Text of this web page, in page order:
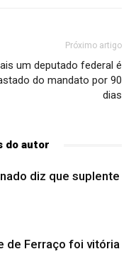
Próximo artigo
um deputado federal é
do mandato por 90
dias
do autor
diz que suplente
de Ferraço foi vitória